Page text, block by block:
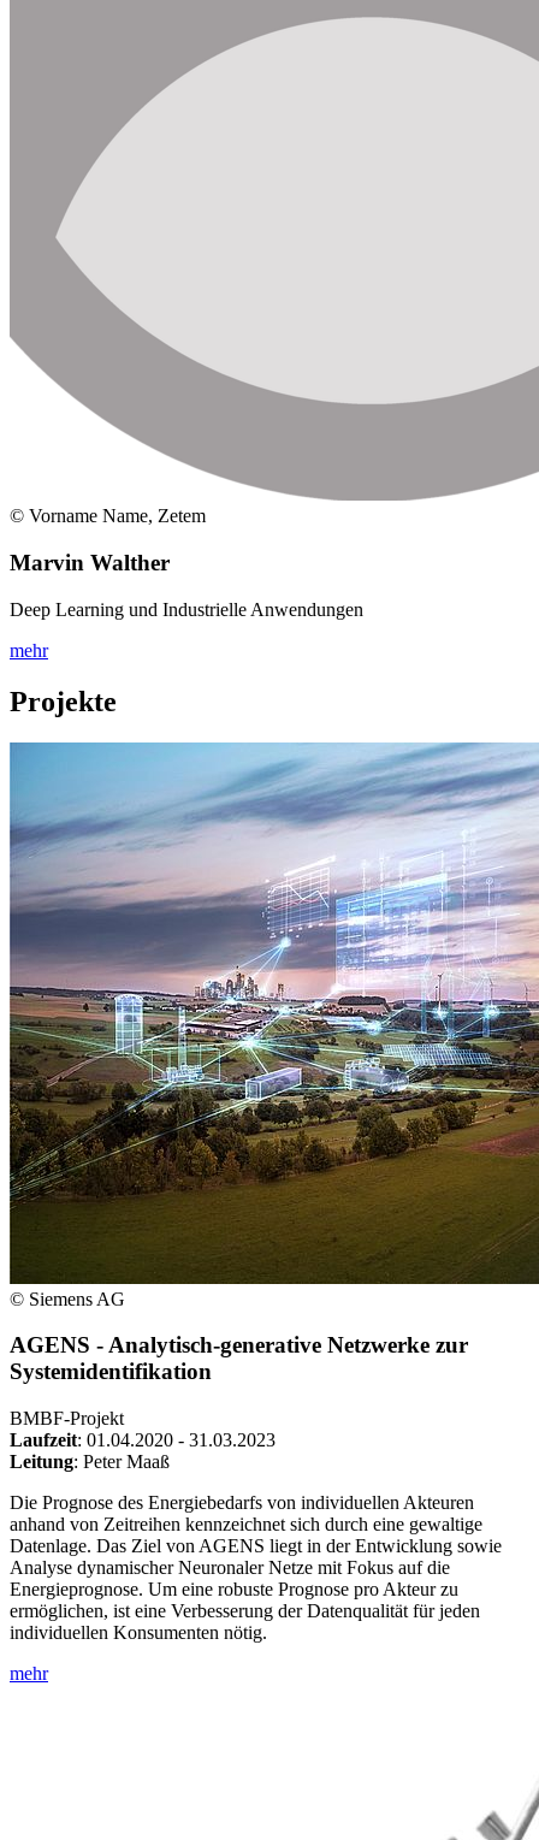
© Vorname Name, Zetem
Marvin Walther
Deep Learning und Industrielle Anwendungen
mehr
Projekte
© Siemens AG
AGENS - Analytisch-generative Netzwerke zur
Systemidentifikation
BMBF-Projekt
Laufzeit: 01.04.2020 - 31.03.2023
Leitung: Peter Maaß
Die Prognose des Energiebedarfs von individuellen Akteuren
anhand von Zeitreihen kennzeichnet sich durch eine gewaltige
Datenlage. Das Ziel von AGENS liegt in der Entwicklung sowie
Analyse dynamischer Neuronaler Netze mit Fokus auf die
Energieprognose. Um eine robuste Prognose pro Akteur zu
ermöglichen, ist eine Verbesserung der Datenqualität für jeden
individuellen Konsumenten nötig.
mehr